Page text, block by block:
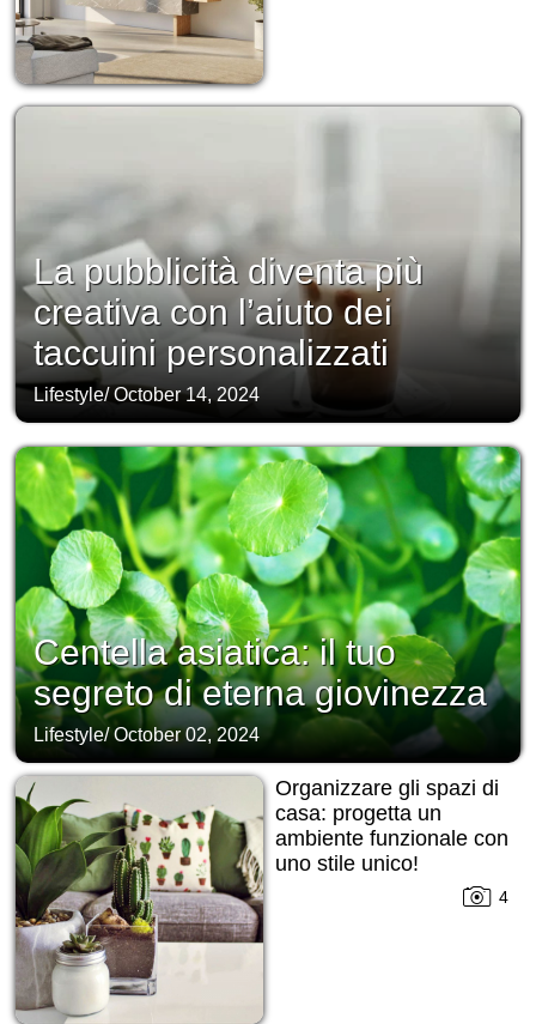
La pubblicità diventa più
creativa con l’aiuto dei
taccuini personalizzati
Lifestyle/October 14, 2024
Centella asiatica: il tuo
segreto di eterna giovinezza
Lifestyle/October 02, 2024
Organizzare gli spazi di
casa: progetta un
ambiente funzionale con
uno stile unico!
4